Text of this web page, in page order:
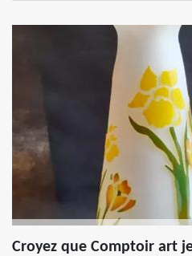
Croyez que Comptoir art